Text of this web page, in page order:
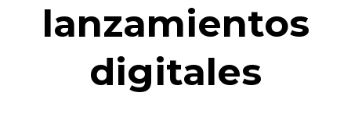
lanzamientos
digitales